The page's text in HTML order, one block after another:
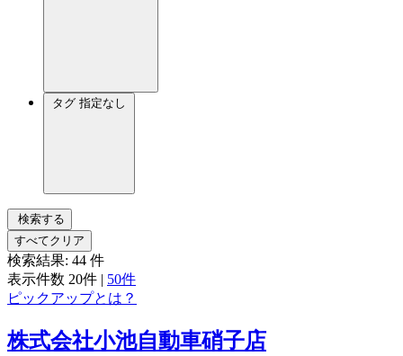
タグ 指定なし
検索する
すべてクリア
検索結果: 44 件
表示件数 20件 | 50件
ピックアップとは？
株式会社小池自動車硝子店